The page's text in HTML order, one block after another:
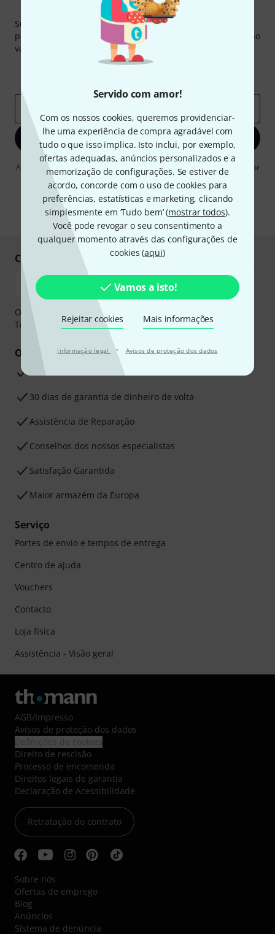
Servido com amor!
Com os nossos cookies, queremos providenciar-
lhe uma experiência de compra agradável com
tudo o que isso implica. Isto inclui, por exemplo,
ofertas adequadas, anúncios personalizados e a
memorização de configurações. Se estiver de
acordo, concorde com o uso de cookies para
preferências, estatísticas e marketing, clicando
simplesmente em ‘Tudo bem’ (mostrar todos).
Você pode revogar o seu consentimento a
qualquer momento através das configurações de
cookies (aqui)
Vamos a isto!
Rejeitar cookies Mais informações
Informação legal · Avisos de proteção dos dados
Newsletter Thomann
Subscreva a Newsletter da Thomann em inglês e com um
pouco de sorte você poderá ganhar um dos
no
valor de
Contribuições inspiradoras
Endereço de e-mail
Inscreva-se agora
Ao clicar em "Inscreva-se agora", concordo em receber publicidade por
e-mail. Posso cancelar a assinatura a qualquer momento. Você pode
encontrar mais informações sobre a newsletter na nossadiretriz de
proteção de dados.
* Requeridos
Compre e pague em segurança
O pagamento pode ser feito de forma segura através de
Transferência bancária, PayPal ou Cartão de crédito.
Os seus benefícios
Garantia Thomann de 3 anos
30 dias de garantia de dinheiro de volta
Assistência de Reparação
Conselhos dos nossos especialistas
Satisfação Garantida
Maior armazém da Europa
Serviço
Portes de envio e tempos de entrega
Centro de ajuda
Vouchers
Contacto
Loja física
Assistência - Visão geral
AGB/Impresso
Avisos de proteção dos dados
Direito de rescisão
Processo de encomenda
Direitos legais de garantia
Declaração de Acessibilidade
Retratação do contrato
Sobre nós
Ofertas de emprego
Blog
Anúncios
Sistema de denúncia